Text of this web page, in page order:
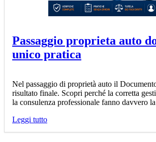
Passaggio proprieta auto
unico pratica
Nel passaggio di proprietà auto il
risultato finale. Scopri perché la corretta
la consulenza professionale fanno davvero
Leggi tutto